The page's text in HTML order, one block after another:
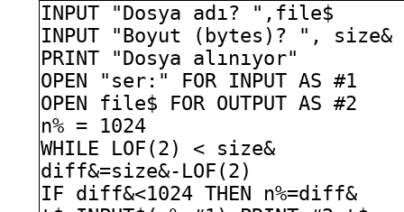
INPUT "Dosya adı? ",file$
INPUT "Boyut (bytes)? ", size&
PRINT "Dosya alınıyor"
OPEN "ser:" FOR INPUT AS #1
OPEN file$ FOR OUTPUT AS #2
n% = 1024
WHILE LOF(2) < size&
diff&=size&-LOF(2)
IF diff&<1024 THEN n%=diff&